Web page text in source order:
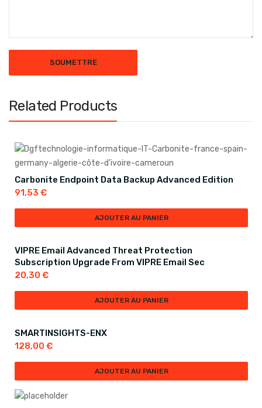
Related Products
Carbonite Endpoint Data Backup Advanced Edition
91,53 €
AJOUTER AU PANIER
VIPRE Email Advanced Threat Protection
Subscription Upgrade From VIPRE Email Sec
20,30 €
AJOUTER AU PANIER
SMARTINSIGHTS-ENX
128,00 €
AJOUTER AU PANIER